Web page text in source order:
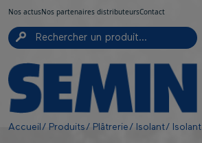
Aller au contenu principal
Top navigation
Nos actusNos partenaires distributeursContact
Navigation principale
Fil d'Ariane
Accueil Produits Plâtrerie Isolant Isolant
Panneau de gestion des cookies